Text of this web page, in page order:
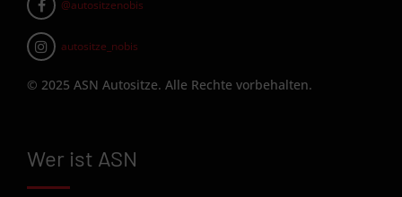
@autositzenobis
autositze_nobis
© 2025 ASN Autositze. Alle Rechte vorbehalten.
Wer ist ASN